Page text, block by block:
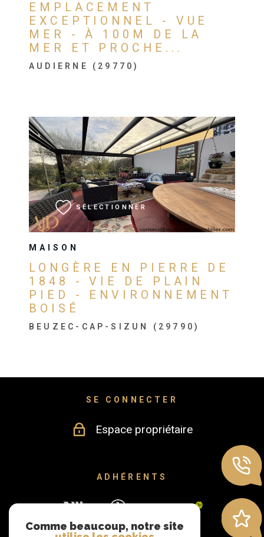
EMPLACEMENT
EXCEPTIONNEL - VUE
MER - À 100M DE LA
MER ET PROCHE...
AUDIERNE (29770)
MAISON
LONGÈRE EN PIERRE DE
1848 - VIE DE PLAIN
PIED - ENVIRONNEMENT
BOISÉ
BEUZEC-CAP-SIZUN (29790)
SÉLECTIONNER
VOIR LE BIEN
SE CONNECTER
Espace propriétaire
ADHÉRENTS
Comme beaucoup, notre site